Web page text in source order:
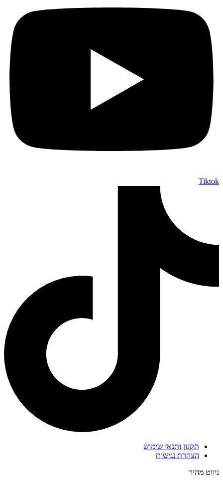
Tiktok
תקנון ותנאי שימוש
הצהרת נגישות
ניווט מהיר